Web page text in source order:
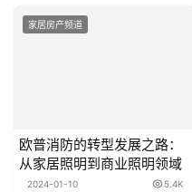
家居房产频道
欧普消防的转型发展之路：
从家居照明到商业照明领域
2024-01-10 5.4K